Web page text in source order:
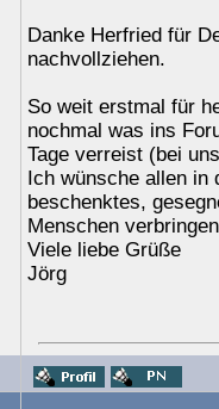
Danke Herfried für
nachvollziehen.
So weit erstmal für
nochmal was ins
Tage verreist (bei
Ich wünsche allen in
beschenktes,
Menschen
Viele liebe Grüße
Jörg